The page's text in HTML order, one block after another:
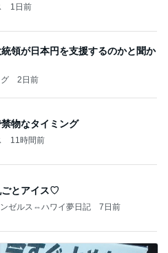
1日前
領が日本円を支援するのかと聞か
2日前
物なタイミング
11時間前
ごとアイス♡
ゼルス⇔ハワイ夢日記 7日前